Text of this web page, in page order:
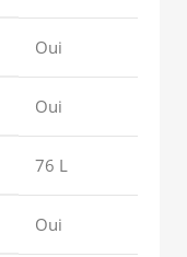
Oui
Oui
76 L
Oui